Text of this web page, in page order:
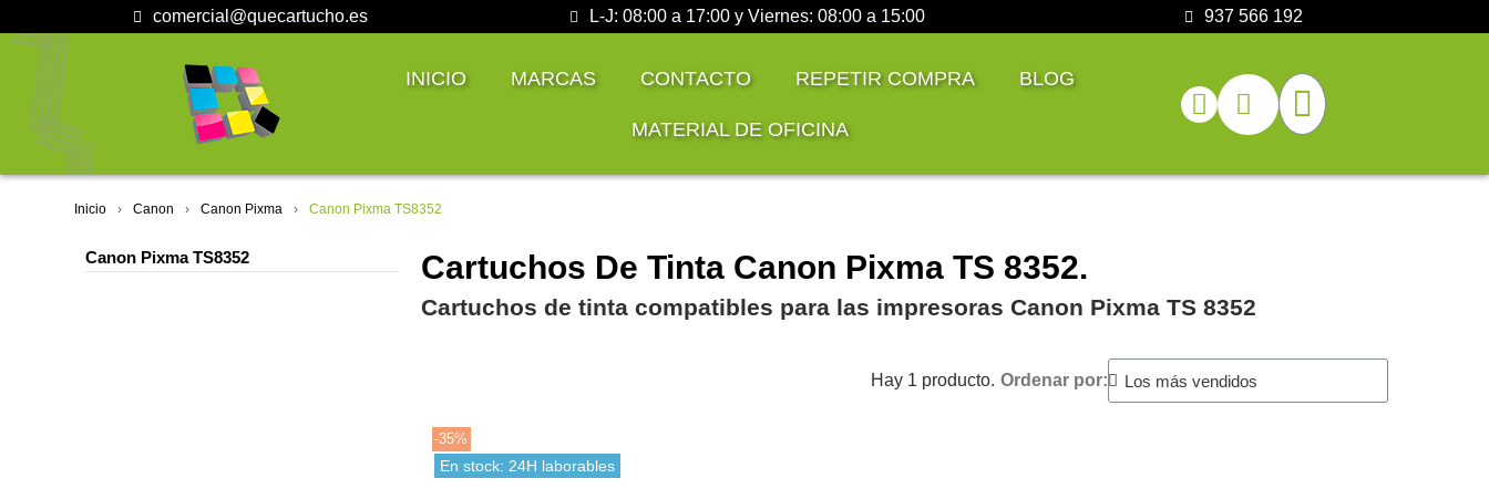
comercial@quecartucho.es L-J: 08:00 a 17:00 y Viernes: 08:00 a 15:00 937 566 192
INICIO MARCAS CONTACTO REPETIR COMPRA BLOG
MATERIAL DE OFICINA
Inicio Canon Canon Pixma Canon Pixma TS8352
Canon Pixma TS8352 Cartuchos De Tinta Canon Pixma TS 8352.
Cartuchos de tinta compatibles para las impresoras Canon Pixma TS 8352
Hay 1 producto. Ordenar por:
-35%
En stock: 24H laborables